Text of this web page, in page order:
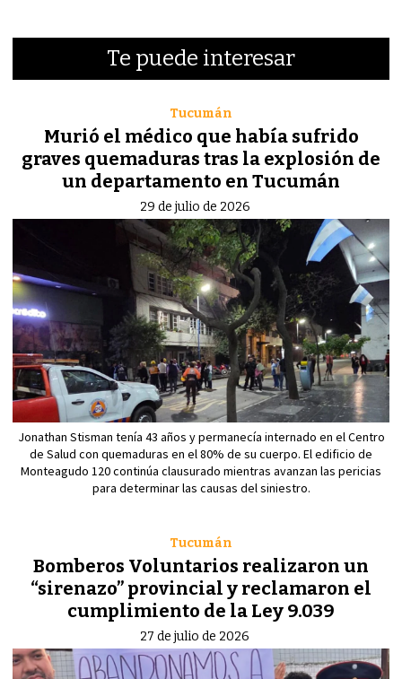
Te puede interesar
Murió el médico que había sufrido
graves quemaduras tras la explosión de
un departamento en Tucumán
Tucumán
29 de julio de 2026
Jonathan Stisman tenía 43 años y permanecía internado en el Centro
de Salud con quemaduras en el 80% de su cuerpo. El edificio de
Monteagudo 120 continúa clausurado mientras avanzan las pericias
para determinar las causas del siniestro.
Bomberos Voluntarios realizaron un
“sirenazo” provincial y reclamaron el
cumplimiento de la Ley 9.039
Tucumán
27 de julio de 2026